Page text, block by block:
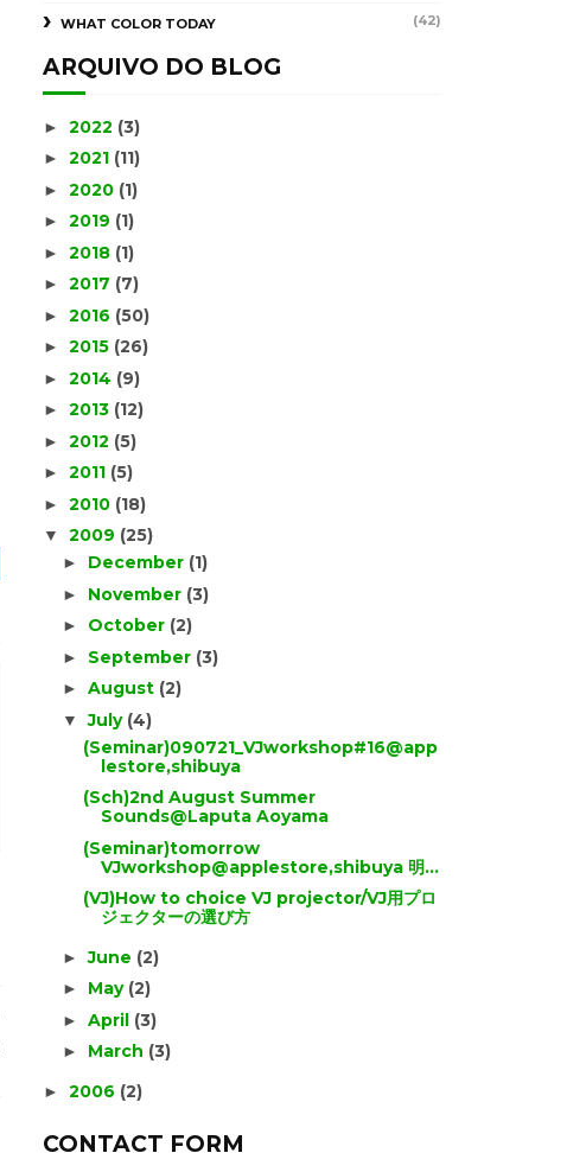
WHAT COLOR TODAY (42)
ARQUIVO DO BLOG
► 2022 (3)
► 2021 (11)
► 2020 (1)
► 2019 (1)
► 2018 (1)
► 2017 (7)
► 2016 (50)
► 2015 (26)
► 2014 (9)
► 2013 (12)
► 2012 (5)
► 2011 (5)
► 2010 (18)
▼ 2009 (25)
► December (1)
► November (3)
► October (2)
► September (3)
►August (2)
▼July (4)
(Seminar)090721_VJworkshop#16@app
lestore,shibuya
(Sch)2nd August Summer
Sounds@Laputa Aoyama
(Seminar)tomorrow
VJworkshop@applestore,shibuya 明...
(VJ)How to choice VJ projector/VJ用プロ
ジェクターの選び方
►June (2)
► May (2)
►April (3)
► March (3)
► 2006 (2)
CONTACT FORM